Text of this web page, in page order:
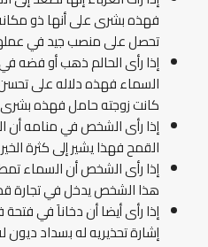
فهذه بشرى على أنها ذو
تحصل على منصب جيد في
إذا رأى الحالم ذهب أو فضه
السماء فهذه دلاله على
كانت زوجته حامل فهذه بشرى
إذا رأى الشخص في منامه
القمح فهذا يشير إلى كثرة
إذا رأى الشخص أن السماء
هذا الشخص يدخل في تجارة
إذا رأى أيضا أن دخاناَ في
إشارة تحذيريه له بسداد ديون